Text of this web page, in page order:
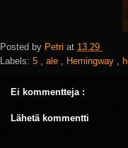
Posted by Petri at 13.29
Labels: 5 ale Hemingway
Ei kommentteja :
Lähetä kommentti